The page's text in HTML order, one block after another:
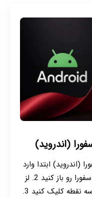
(اندروید)
(اندروید) ابتدا وارد
مرورگر chrome شوید و سایت مای سفورا رو باز کنید 2. لز
قسمت بالا سمت راست روی ایکون سه نقطه کلیک کنید 3.